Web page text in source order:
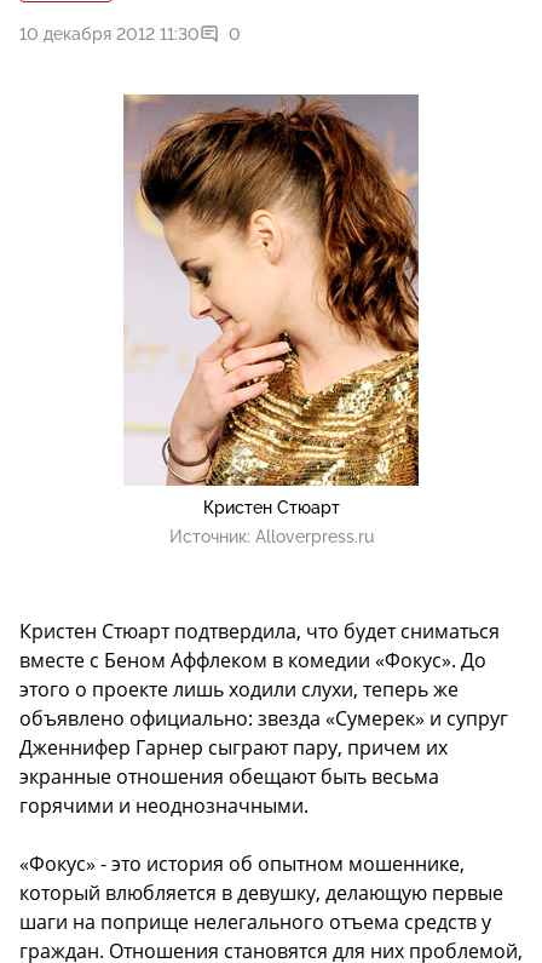
10 декабря 2012 11:30 0
Кристен Стюарт
Источник: Alloverpress.ru
Кристен Стюарт подтвердила, что будет сниматься
вместе с Беном Аффлеком в комедии «Фокус». До
этого о проекте лишь ходили слухи, теперь же
объявлено официально: звезда «Сумерек» и супруг
Дженнифер Гарнер сыграют пару, причем их
экранные отношения обещают быть весьма
горячими и неоднозначными.
«Фокус» - это история об опытном мошеннике,
который влюбляется в девушку, делающую первые
шаги на поприще нелегального отъема средств у
граждан. Отношения становятся для них проблемой,